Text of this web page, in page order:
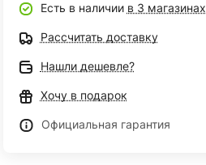
Есть в наличии в 3 магазинах
Рассчитать доставку
Нашли дешевле?
Хочу в подарок
Официальная гарантия